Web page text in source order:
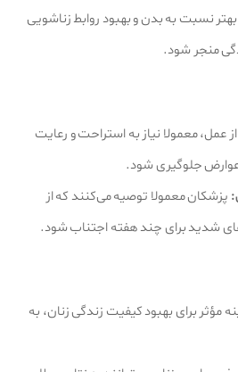
نسبت به بدن و بهبود روابط زناشویی
منجر شود.
عمل، معمولا نیاز به استراحت و رعایت
عوارض جلوگیری شود.
پزشکان معمولا توصیه می‌کنند که از
شدید برای چند هفته اجتناب شود.
مؤثر برای بهبود کیفیت زندگی زنان، به